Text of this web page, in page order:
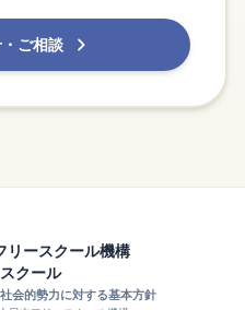
ご相談
リースクール機構
クール
会的勢力に対する基本方針